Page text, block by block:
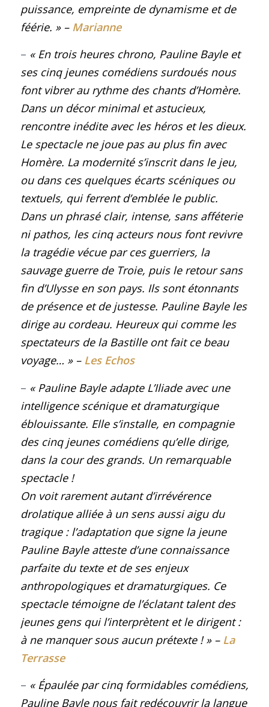
puissance, empreinte de dynamisme et de
féérie. » – Marianne
– « En trois heures chrono, Pauline Bayle et
ses cinq jeunes comédiens surdoués nous
font vibrer au rythme des chants d’Homère.
Dans un décor minimal et astucieux,
rencontre inédite avec les héros et les dieux.
Le spectacle ne joue pas au plus fin avec
Homère. La modernité s’inscrit dans le jeu,
ou dans ces quelques écarts scéniques ou
textuels, qui ferrent d’emblée le public.
Dans un phrasé clair, intense, sans afféterie
ni pathos, les cinq acteurs nous font revivre
la tragédie vécue par ces guerriers, la
sauvage guerre de Troie, puis le retour sans
fin d’Ulysse en son pays. Ils sont étonnants
de présence et de justesse. Pauline Bayle les
dirige au cordeau. Heureux qui comme les
spectateurs de la Bastille ont fait ce beau
voyage… » – Les Echos
– « Pauline Bayle adapte L’Iliadeavec une
intelligence scénique et dramaturgique
éblouissante. Elle s’installe, en compagnie
des cinq jeunes comédiens qu’elle dirige,
dans la cour des grands. Un remarquable
spectacle !
On voit rarement autant d’irrévérence
drolatique alliée à un sens aussi aigu du
tragique : l’adaptation que signe la jeune
Pauline Bayle atteste d’une connaissance
parfaite du texte et de ses enjeux
anthropologiques et dramaturgiques. Ce
spectacle témoigne de l’éclatant talent des
jeunes gens qui l’interprètent et le dirigent :
à ne manquer sous aucun prétexte !» – La
Terrasse
– « Épaulée par cinq formidables comédiens,
Pauline Bayle nous fait redécouvrir la langue